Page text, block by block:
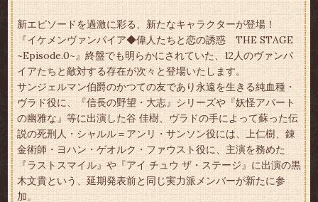
新エピソードを過激に彩る、新たなキャラクターが登場！
『イケメンヴァンパイア◆偉人たちと恋の誘惑 THE STAGE
~Episode.0~』終盤でも明らかにされていた、12人のヴァンパ
イアたちと敵対する存在が次々と登場いたします。
サンジェルマン伯爵のかつての友であり永遠を生きる純血種・
ヴラド役に、『信長の野望・大志』シリーズや『妖怪アパート
の幽雅な』等に出演した谷 佳樹、ヴラドの手によって蘇った伝
説の死刑人・シャルル＝アンリ・サンソン役には、上仁樹、錬
金術師・ヨハン・ゲオルク・ファウスト役に、主演を務めた
『ラストスマイル』や『アイ チュウ ザ・ステージ』に出演の黒
木文貴という、延期発表前と同じ実力派メンバーが新たに参
加。